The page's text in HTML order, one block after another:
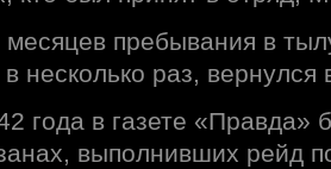
пребывания в
несколько раз, вернулся
года в газете «Правда»
выполнивших рейд